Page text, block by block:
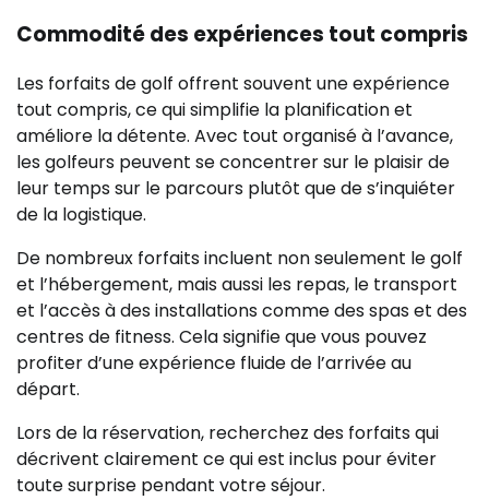
Commodité des expériences tout compris
Les forfaits de golf offrent souvent une expérience
tout compris, ce qui simplifie la planification et
améliore la détente. Avec tout organisé à l’avance,
les golfeurs peuvent se concentrer sur le plaisir de
leur temps sur le parcours plutôt que de s’inquiéter
de la logistique.
De nombreux forfaits incluent non seulement le golf
et l’hébergement, mais aussi les repas, le transport
et l’accès à des installations comme des spas et des
centres de fitness. Cela signifie que vous pouvez
profiter d’une expérience fluide de l’arrivée au
départ.
Lors de la réservation, recherchez des forfaits qui
décrivent clairement ce qui est inclus pour éviter
toute surprise pendant votre séjour.